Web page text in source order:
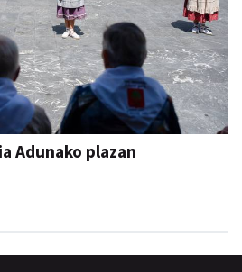
Adunako plazan